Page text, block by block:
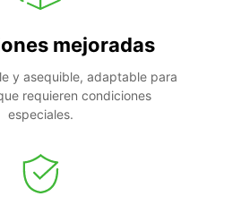
mejoradas
y asequible, adaptable para
requieren condiciones
especiales.